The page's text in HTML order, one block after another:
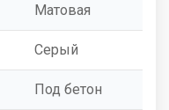
Матовая
Серый
Под бетон